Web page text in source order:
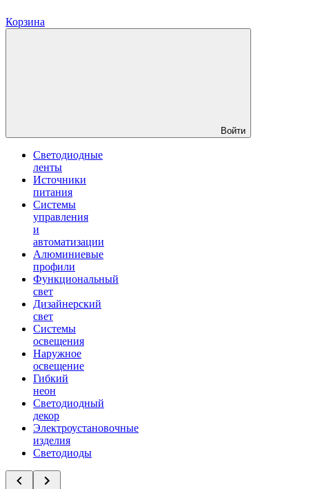
Корзина
Войти
Светодиодные
ленты
Источники
питания
Системы
управления
и
автоматизации
Алюминиевые
профили
Функциональный
свет
Дизайнерский
свет
Системы
освещения
Наружное
освещение
Гибкий
неон
Светодиодный
декор
Электроустановочные
изделия
Светодиоды